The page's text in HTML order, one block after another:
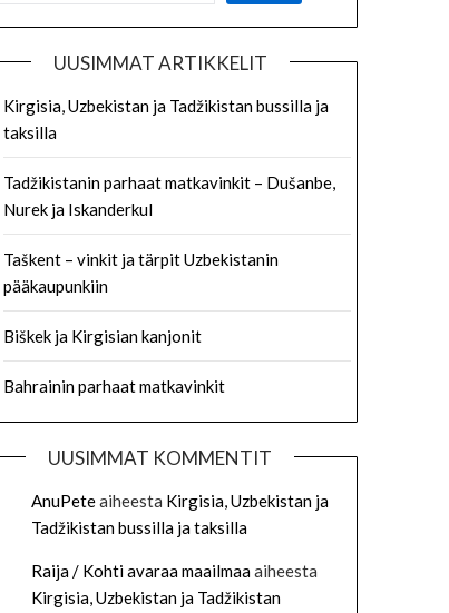
UUSIMMAT ARTIKKELIT
Kirgisia, Uzbekistan ja Tadžikistan bussilla ja
taksilla
Tadžikistanin parhaat matkavinkit – Dušanbe,
Nurek ja Iskanderkul
Taškent – vinkit ja tärpit Uzbekistanin
pääkaupunkiin
Biškek ja Kirgisian kanjonit
Bahrainin parhaat matkavinkit
UUSIMMAT KOMMENTIT
AnuPeteaiheesta Kirgisia, Uzbekistan ja
Tadžikistan bussilla ja taksilla
Raija / Kohti avaraa maailmaaaiheesta
Kirgisia, Uzbekistan ja Tadžikistan